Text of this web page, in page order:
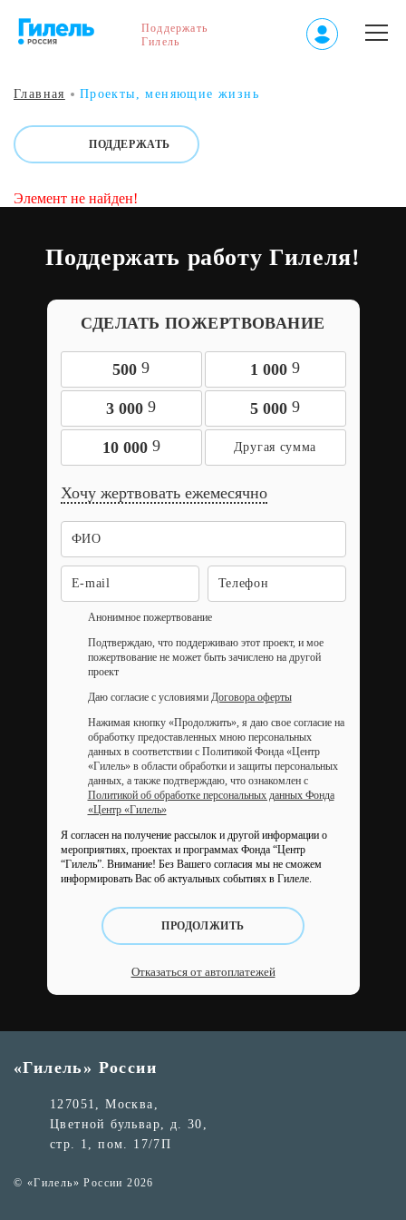
Поддержать
Гилель
Главная Проекты, меняющие жизнь
ПОДДЕРЖАТЬ
Элемент не найден!
Поддержать работу Гилеля!
СДЕЛАТЬ ПОЖЕРТВОВАНИЕ
500 9 1 000 9
3 000 9 5 000 9
10 000 9
Хочу жертвовать ежемесячно
Анонимное пожертвование
Подтверждаю, что поддерживаю этот проект, и мое
пожертвование не может быть зачислено на другой
проект
Даю согласие с условиями Договора оферты
Нажимая кнопку «Продолжить», я даю свое согласие на
обработку предоставленных мною персональных
данных в соответствии с Политикой Фонда «Центр
«Гилель» в области обработки и защиты персональных
данных, а также подтверждаю, что ознакомлен с
Политикой об обработке персональных данных Фонда
«Центр «Гилель»
Я согласен на получение рассылок и другой информации о
мероприятиях, проектах и программах Фонда “Центр
“Гилель”. Внимание! Без Вашего согласия мы не сможем
информировать Вас об актуальных событиях в Гилеле.
ПРОДОЛЖИТЬ
Отказаться от автоплатежей
«Гилель» России
127051, Москва,
Цветной бульвар, д. 30,
стр. 1, пом. 17/7П
© «Гилель» России 2026